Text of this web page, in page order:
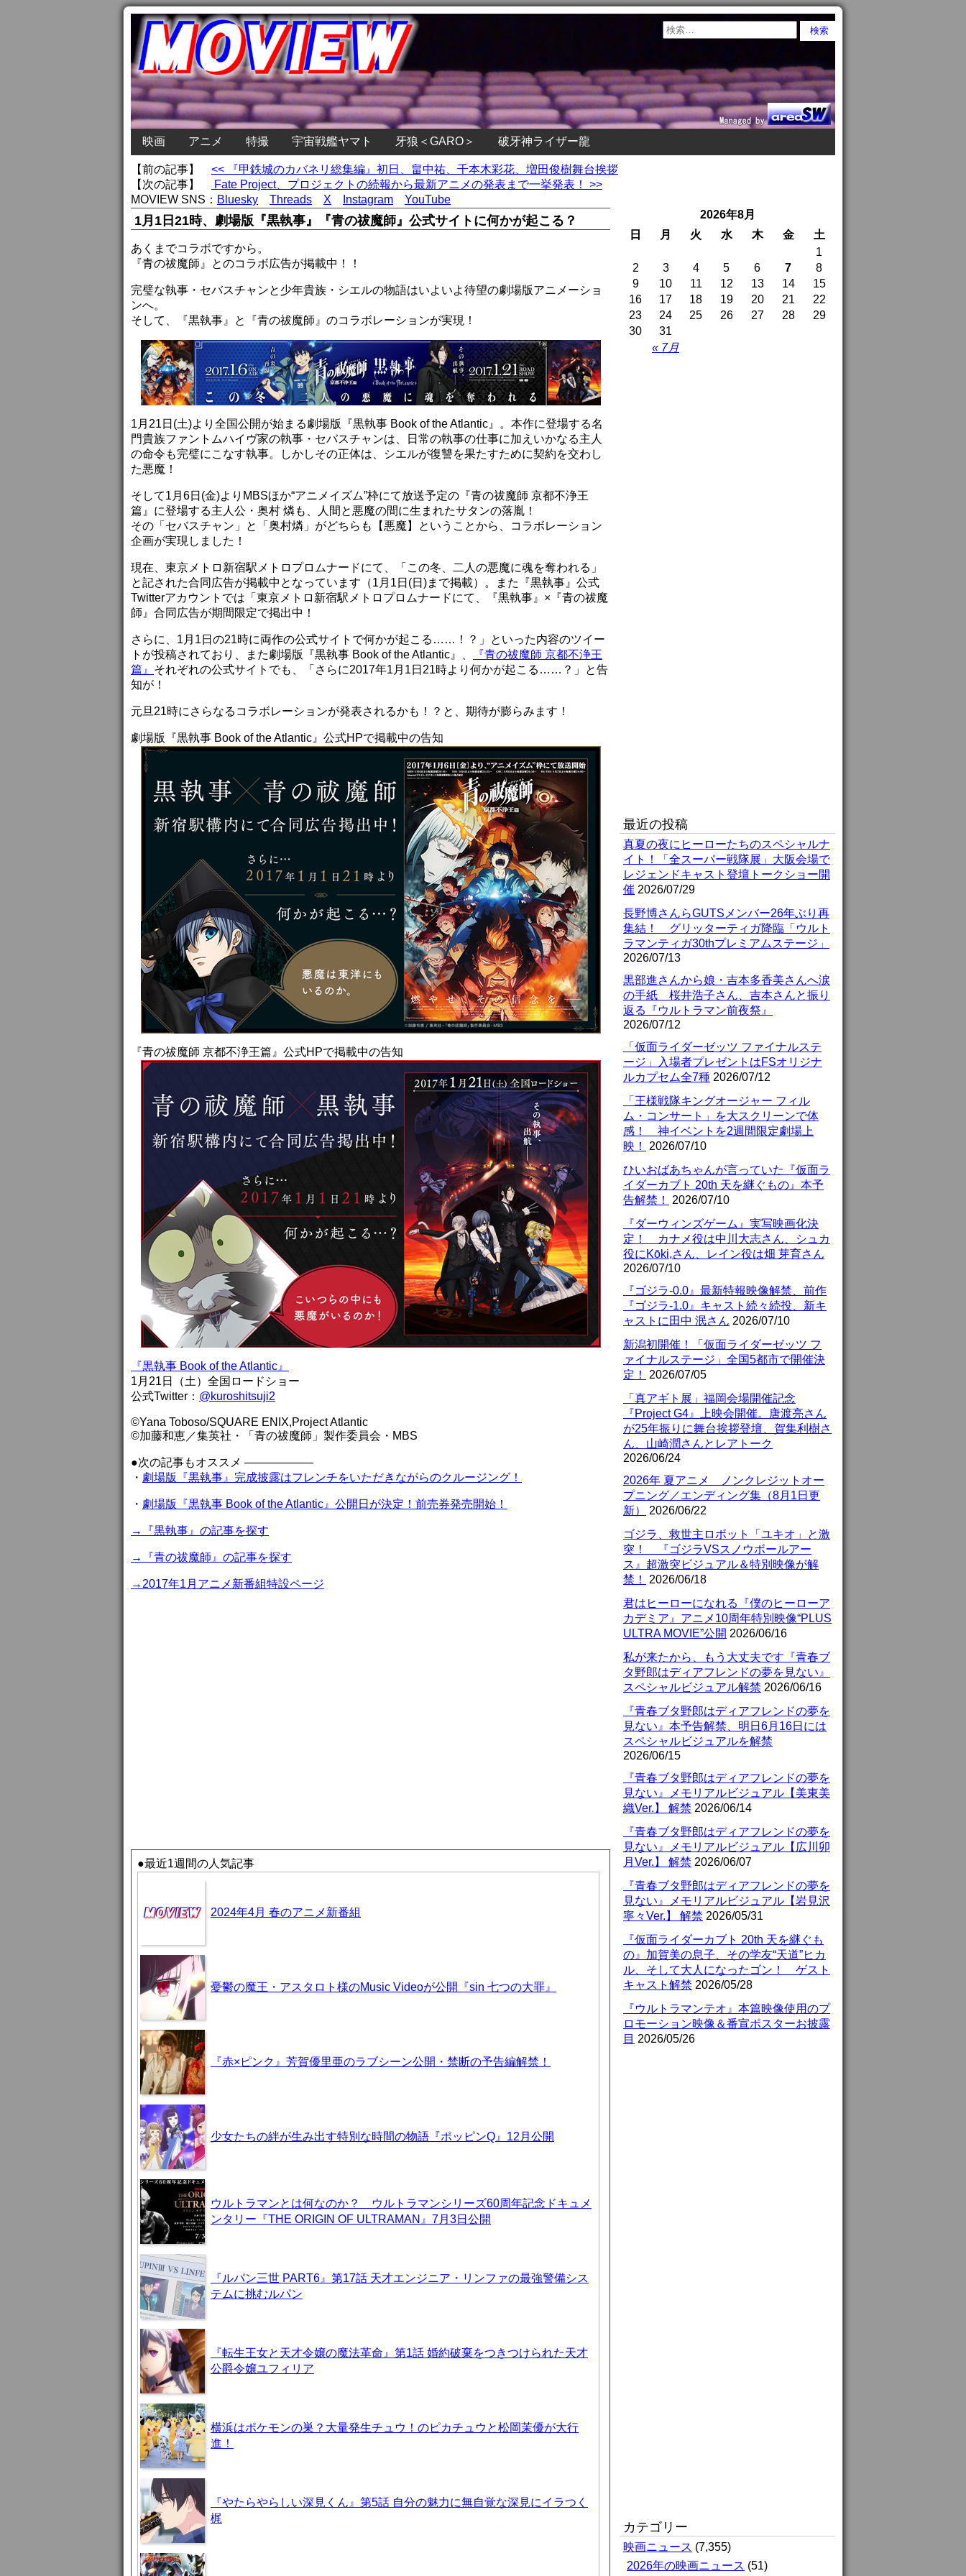
映画 アニメ 特撮 宇宙戦艦ヤマト 牙狼＜GARO＞ 破牙神ライザー龍
【前の記事】 << 『甲鉄城のカバネリ総集編』初日、畠中祐、千本木彩花、増田俊樹舞台挨拶
【次の記事】
Fate Project、プロジェクトの続報から最新アニメの発表まで一挙発表！ >>
MOVIEW SNS： Bluesky Threads X Instagram YouTube
1月1日21時、劇場版『黒執事』『青の祓魔師』公式サイトに何かが起こる？
あくまでコラボですから。
『青の祓魔師』とのコラボ広告が掲載中！！
完璧な執事・セバスチャンと少年貴族・シエルの物語はいよいよ待望の劇場版アニメーショ
ンへ。
そして、『黒執事』と『青の祓魔師』のコラボレーションが実現！
1月21日(土)より全国公開が始まる劇場版『黒執事 Book of the Atlantic』。本作に登場する名
門貴族ファントムハイヴ家の執事・セバスチャンは、日常の執事の仕事に加えいかなる主人
の命令も完璧にこなす執事。しかしその正体は、シエルが復讐を果たすために契約を交わし
た悪魔！
そして1月6日(金)よりMBSほか“アニメイズム”枠にて放送予定の『青の祓魔師 京都不浄王
篇』に登場する主人公・奥村 燐も、人間と悪魔の間に生まれたサタンの落胤！
その「セバスチャン」と「奥村燐」がどちらも【悪魔】ということから、コラボレーション
企画が実現しました！
現在、東京メトロ新宿駅メトロプロムナードにて、「この冬、二人の悪魔に魂を奪われる」
と記された合同広告が掲載中となっています（1月1日(日)まで掲載）。また『黒執事』公式
Twitterアカウントでは「東京メトロ新宿駅メトロプロムナードにて、『黒執事』×『青の祓魔
師』合同広告が期間限定で掲出中！
さらに、1月1日の21時に両作の公式サイトで何かが起こる……！？」といった内容のツイー
トが投稿されており、また劇場版『黒執事 Book of the Atlantic』、
『青の祓魔師 京都不浄王
篇』 それぞれの公式サイトでも、「さらに2017年1月1日21時より何かが起こる……？」と告
知が！
元旦21時にさらなるコラボレーションが発表されるかも！？と、期待が膨らみます！
劇場版『黒執事 Book of the Atlantic』公式HPで掲載中の告知
『青の祓魔師 京都不浄王篇』公式HPで掲載中の告知
『黒執事 Book of the Atlantic』
1月21日（土）全国ロードショー
公式Twitter： @kuroshitsuji2
©Yana Toboso/SQUARE ENIX,Project Atlantic
©加藤和恵／集英社・「青の祓魔師」製作委員会・MBS
●次の記事もオススメ ——————
・ 劇場版『黒執事』完成披露はフレンチをいただきながらのクルージング！
・ 劇場版『黒執事 Book of the Atlantic』公開日が決定！前売券発売開始！
→『黒執事』の記事を探す
→『青の祓魔師』の記事を探す
→2017年1月アニメ新番組特設ページ
●最近1週間の人気記事
2024年4月 春のアニメ新番組
憂鬱の魔王・アスタロト様のMusic Videoが公開『sin 七つの大罪』
『赤×ピンク』芳賀優里亜のラブシーン公開・禁断の予告編解禁！
少女たちの絆が生み出す特別な時間の物語『ポッピンQ』12月公開
ウルトラマンとは何なのか？ ウルトラマンシリーズ60周年記念ドキュメ
ンタリー『THE ORIGIN OF ULTRAMAN』7月3日公開
『ルパン三世 PART6』第17話 天才エンジニア・リンファの最強警備シス
テムに挑むルパン
『転生王女と天才令嬢の魔法革命』第1話 婚約破棄をつきつけられた天才
公爵令嬢ユフィリア
横浜はポケモンの巣？大量発生チュウ！のピカチュウと松岡茉優が大行
進！
『やたらやらしい深見くん』第5話 自分の魅力に無自覚な深見にイラつく
梶
2026年8月
日
月 火 水 木 金 土
« 7月
1
2
3 4 5 6 7
8
9
10 11 12 13 14
15
16
17 18 19 20 21
22
23
24 25 26 27 28
29
30
31
最近の投稿
真夏の夜にヒーローたちのスペシャルナ
イト！「全スーパー戦隊展」大阪会場で
レジェンドキャスト登壇トークショー開
催 2026/07/29
長野博さんらGUTSメンバー26年ぶり再
集結！ グリッターティガ降臨「ウルト
ラマンティガ30thプレミアムステージ」
2026/07/13
黒部進さんから娘・吉本多香美さんへ涙
の手紙 桜井浩子さん、吉本さんと振り
返る『ウルトラマン前夜祭』
2026/07/12
「仮面ライダーゼッツ ファイナルステ
ージ」入場者プレゼントはFSオリジナ
ルカプセム全7種 2026/07/12
「王様戦隊キングオージャー フィル
ム・コンサート」を大スクリーンで体
感！ 神イベントを2週間限定劇場上
映！
2026/07/10
ひいおばあちゃんが言っていた『仮面ラ
イダーカブト 20th 天を継ぐもの』本予
告解禁！
2026/07/10
『ダーウィンズゲーム』実写映画化決
定！ カナメ役は中川大志さん、シュカ
役にKōki,さん、レイン役は畑 芽育さん
2026/07/10
『ゴジラ-0.0』最新特報映像解禁、前作
『ゴジラ-1.0』キャスト続々続投、新キ
ャストに田中 泯さん 2026/07/10
新潟初開催！「仮面ライダーゼッツ フ
ァイナルステージ」全国5都市で開催決
定！
2026/07/05
「真アギト展」福岡会場開催記念
『Project G4』上映会開催。唐渡亮さん
が25年振りに舞台挨拶登壇、賀集利樹さ
ん、山崎潤さんとレアトーク
2026/06/24
2026年 夏アニメ ノンクレジットオー
プニング／エンディング集（8月1日更
新）
2026/06/22
ゴジラ、救世主ロボット「ユキオ」と激
突！ 『ゴジラVSスノウボールアー
ス』超激突ビジュアル＆特別映像が解
禁！
2026/06/18
君はヒーローになれる『僕のヒーローア
カデミア』アニメ10周年特別映像“PLUS
ULTRA MOVIE”公開 2026/06/16
私が来たから、もう大丈夫です『青春ブ
タ野郎はディアフレンドの夢を見ない』
スペシャルビジュアル解禁 2026/06/16
『青春ブタ野郎はディアフレンドの夢を
見ない』本予告解禁、明日6月16日には
スペシャルビジュアルを解禁
2026/06/15
『青春ブタ野郎はディアフレンドの夢を
見ない』メモリアルビジュアル【美東美
織Ver.】 解禁 2026/06/14
『青春ブタ野郎はディアフレンドの夢を
見ない』メモリアルビジュアル【広川卯
月Ver.】 解禁 2026/06/07
『青春ブタ野郎はディアフレンドの夢を
見ない』メモリアルビジュアル【岩見沢
寧々Ver.】 解禁 2026/05/31
『仮面ライダーカブト 20th 天を継ぐも
の』加賀美の息子、その学友“天道”ヒカ
ル、そして大人になったゴン！ ゲスト
キャスト解禁 2026/05/28
『ウルトラマンテオ』本篇映像使用のプ
ロモーション映像＆番宣ポスターお披露
目 2026/05/26
カテゴリー
映画ニュース (7,355)
2026年の映画ニュース (51)